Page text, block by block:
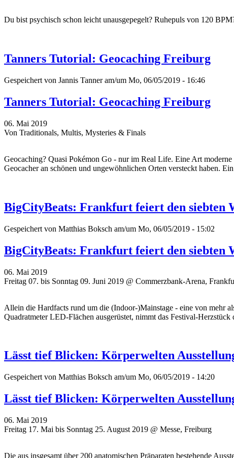
Du bist psychisch schon leicht unausgepegelt? Ruhepuls von 120
Tanners Tutorial: Geocaching Freiburg
Gespeichert von Jannis Tanneram/um Mo, 06/05/2019 - 16:46
Tanners Tutorial: Geocaching Freiburg
06. Mai 2019
Von Traditionals, Multis, Mysteries & Finals
Geocaching? Quasi Pokémon Go - nur im Real Life. Eine Art
Geocacher an schönen und ungewöhnlichen Orten versteckt haben.
BigCityBeats: Frankfurt feiert den siebten
Gespeichert von Matthias Boksch am/um Mo, 06/05/2019 - 15:02
BigCityBeats: Frankfurt feiert den siebten
06. Mai 2019
Freitag 07. bis Sonntag 09. Juni 2019 @ Commerzbank-Arena,
Allein die Hardfacts rund um die (Indoor-)Mainstage - eine von mehr
Quadratmeter LED-Flächen ausgerüstet, nimmt das Festival-
Lässt tief Blicken: Körperwelten
Gespeichert von Matthias Boksch am/um Mo, 06/05/2019 - 14:20
Lässt tief Blicken: Körperwelten
06. Mai 2019
Freitag 17. Mai bis Sonntag 25. August 2019 @ Messe, Freiburg
Die aus insgesamt über 200 anatomischen Präparaten bestehende